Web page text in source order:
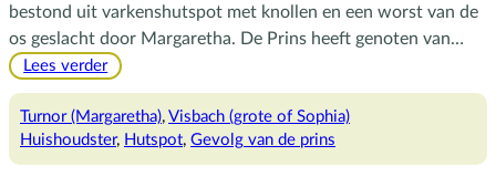
bestond uit varkenshutspot met knollen en een worst van de
os geslacht door Margaretha. De Prins heeft genoten van…
Lees verder:
voor
een
Turnor (Margaretha), Visbach (grote of Sophia)
Huishoudster, Hutspot, Gevolg van de prins